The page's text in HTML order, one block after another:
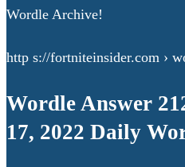
Wordle Archive!
http s://fortniteinsider.com ›
Wordle Answer
17, 2022 Daily